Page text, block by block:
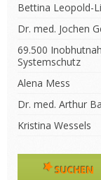
Bettina Leopold-
Dr. med. Jochen
69.500
Systemschutz
Alena Mess
Dr. med. Arthur
Kristina Wessels
SUCHEN